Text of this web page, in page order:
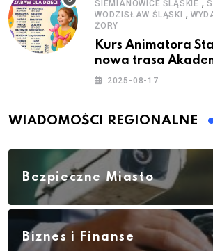
SIEMIANOWICE ŚLĄSKIE
WODZISŁAW ŚLĄSKI ,
ŻORY
Kurs Animatora
nowa trasa
– jesień 2025
2025-08-17
WIADOMOŚCI REGIONALNE
Bezpieczne Miasto
Biznes i Finanse